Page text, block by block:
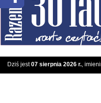
Dziś jest07 sierpnia 2026 r.,